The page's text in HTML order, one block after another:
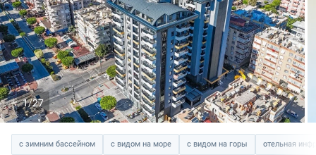
1/27
с зимним бассейном с видом на море с видом на горы отельная